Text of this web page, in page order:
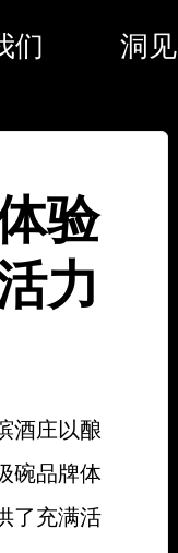
们 洞见
验
力
酒庄以酿
碗品牌体
了充满活